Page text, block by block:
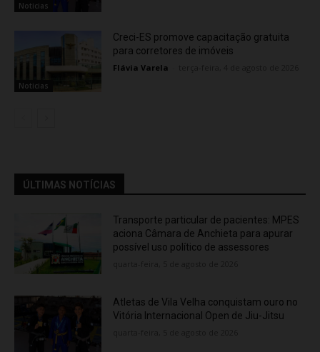
Noticias
Noticias
Creci-ES promove capacitação gratuita
para corretores de imóveis
Flávia Varela
ÚLTIMAS NOTÍCIAS
Transporte particular de pacientes: MPES
aciona Câmara de Anchieta para apurar
possível uso político de assessores
Atletas de Vila Velha conquistam ouro no
Vitória Internacional Open de Jiu-Jitsu